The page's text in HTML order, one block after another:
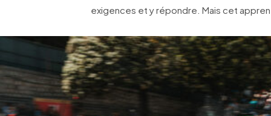
exigences et y répondre. Mais cet